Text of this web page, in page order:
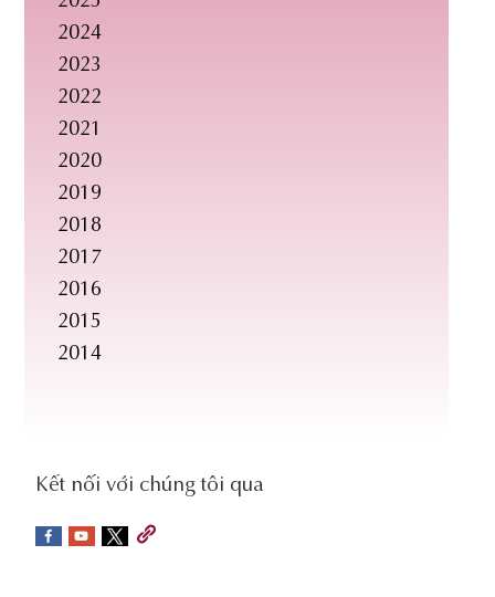
2024
2023
2022
2021
2020
2019
2018
2017
2016
2015
2014
social-
sidebar
Kết nối với chúng tôi qua